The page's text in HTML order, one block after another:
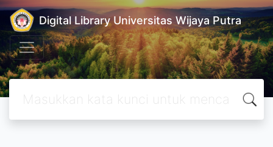
Digital Library Universitas Wijaya Putra